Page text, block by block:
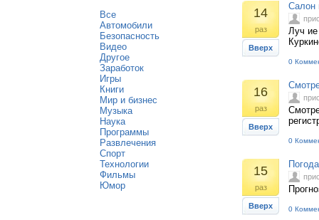
Все
Автомобили
Безопасность
Видео
Другое
Заработок
Игры
Книги
Мир и бизнес
Музыка
Наука
Программы
Развлечения
Спорт
Технологии
Фильмы
Юмор
14
раз
Вверх
Салон
Луч ие
0
16
раз
Вверх
0
15
раз
Вверх 0